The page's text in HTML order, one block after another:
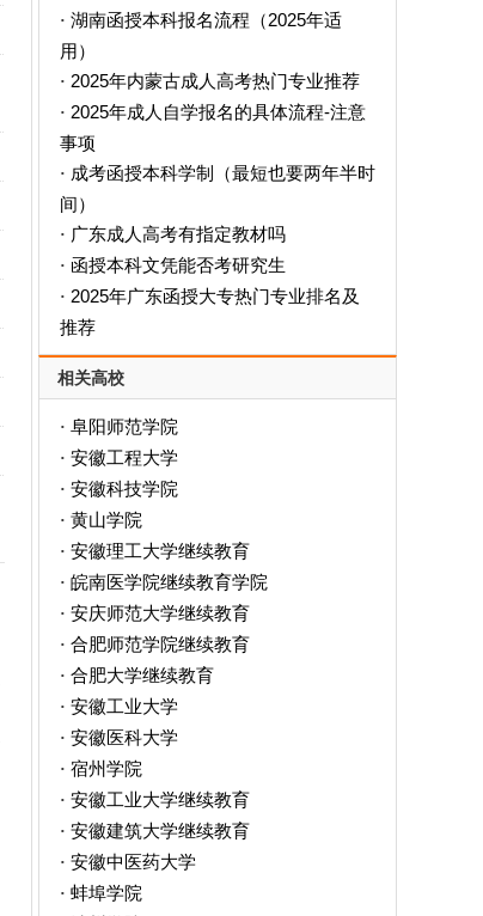
· ‌湖南函授本科报名流程（2025年适
用）‌
· 2025年内蒙古成人高考热门专业推荐
· 2025年成人自学报名的具体流程-注意
事项
· 成考函授本科学制（最短也要两年半时
间）
· 广东成人高考有指定教材吗
· 函授本科文凭能否考研究生
· 2025年广东函授大专热门专业排名及
推荐
相关高校
· 阜阳师范学院
· 安徽工程大学
· 安徽科技学院
· 黄山学院
· 安徽理工大学继续教育
· 皖南医学院继续教育学院
· 安庆师范大学继续教育
· 合肥师范学院继续教育
· 合肥大学继续教育
· 安徽工业大学
· 安徽医科大学
· 宿州学院
· 安徽工业大学继续教育
· 安徽建筑大学继续教育
· 安徽中医药大学
· 蚌埠学院